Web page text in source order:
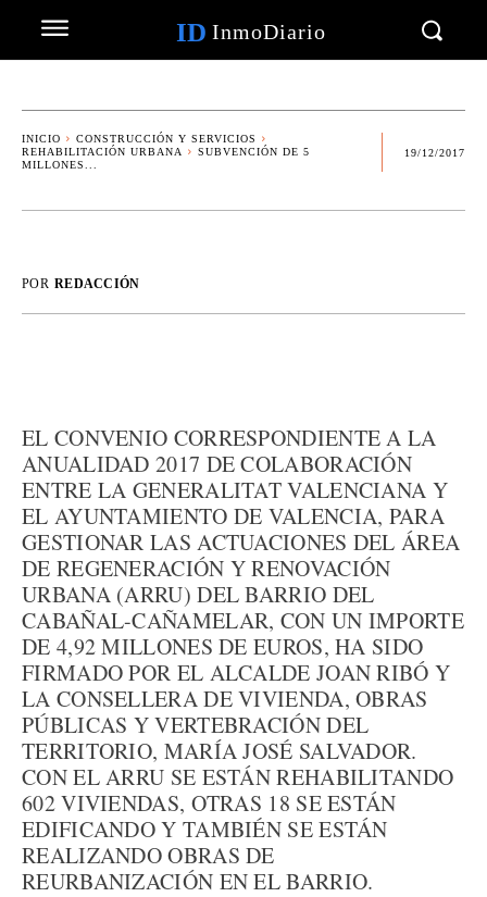
ID InmoDiario
INICIO
CONSTRUCCIÓN Y SERVICIOS
REHABILITACIÓN URBANA
SUBVENCIÓN DE 5
MILLONES...
19/12/2017
POR REDACCIÓN
EL CONVENIO CORRESPONDIENTE A LA
ANUALIDAD 2017 DE COLABORACIÓN
ENTRE LA GENERALITAT VALENCIANA Y
EL AYUNTAMIENTO DE VALENCIA, PARA
GESTIONAR LAS ACTUACIONES DEL ÁREA
DE REGENERACIÓN Y RENOVACIÓN
URBANA (ARRU) DEL BARRIO DEL
CABAÑAL-CAÑAMELAR, CON UN IMPORTE
DE 4,92 MILLONES DE EUROS, HA SIDO
FIRMADO POR EL ALCALDE JOAN RIBÓ Y
LA CONSELLERA DE VIVIENDA, OBRAS
PÚBLICAS Y VERTEBRACIÓN DEL
TERRITORIO, MARÍA JOSÉ SALVADOR.
CON EL ARRU SE ESTÁN REHABILITANDO
602 VIVIENDAS, OTRAS 18 SE ESTÁN
EDIFICANDO Y TAMBIÉN SE ESTÁN
REALIZANDO OBRAS DE
REURBANIZACIÓN EN EL BARRIO.